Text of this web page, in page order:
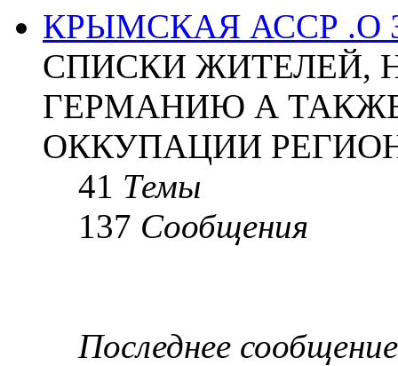
КРЫМСКАЯ АССР .О
СПИСКИ ЖИТЕЛЕЙ,
ГЕРМАНИЮ А
ОККУПАЦИИ
41 Темы
137 Сообщения
Последнее сообщение